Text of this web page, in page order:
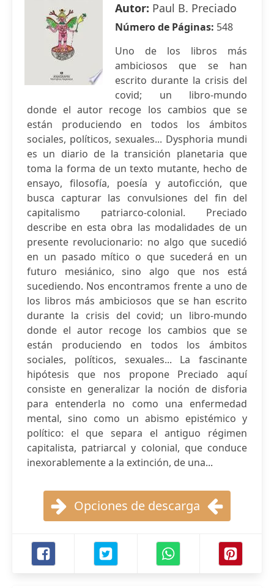
Autor: Paul B. Preciado
Número de Páginas: 548
Uno de los libros más
ambiciosos que se han
escrito durante la crisis del
covid; un libro-mundo
donde el autor recoge los cambios que se
están produciendo en todos los ámbitos
sociales, políticos, sexuales... Dysphoria mundi
es un diario de la transición planetaria que
toma la forma de un texto mutante, hecho de
ensayo, filosofía, poesía y autoficción, que
busca capturar las convulsiones del fin del
capitalismo patriarco-colonial. Preciado
describe en esta obra las modalidades de un
presente revolucionario: no algo que sucedió
en un pasado mítico o que sucederá en un
futuro mesiánico, sino algo que nos está
sucediendo. Nos encontramos frente a uno de
los libros más ambiciosos que se han escrito
durante la crisis del covid; un libro-mundo
donde el autor recoge los cambios que se
están produciendo en todos los ámbitos
sociales, políticos, sexuales... La fascinante
hipótesis que nos propone Preciado aquí
consiste en generalizar la noción de disforia
para entenderla no como una enfermedad
mental, sino como un abismo epistémico y
político: el que separa el antiguo régimen
capitalista, patriarcal y colonial, que conduce
inexorablemente a la extinción, de una...
Opciones de descarga